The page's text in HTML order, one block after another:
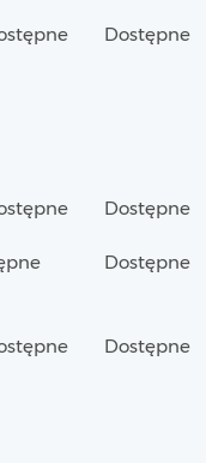
Dostępne
Dostępne
Dostępne
Dostępne